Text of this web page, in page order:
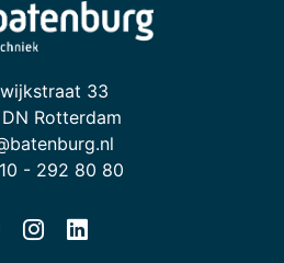
33
Rotterdam
- 292 80 80